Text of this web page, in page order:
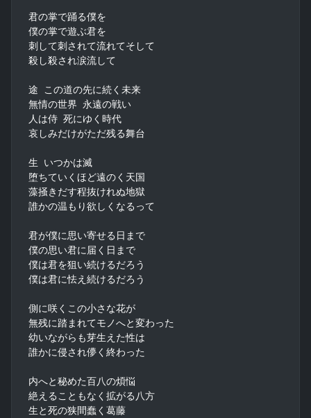
君の掌で踊る僕を
僕の掌で遊ぶ君を
刺して刺されて流れてそして
殺し殺され涙流して
途 この道の先に続く未来
無情の世界 永遠の戦い
人は侍 死にゆく時代
哀しみだけがただ残る舞台
生 いつかは滅
堕ちていくほど遠のく天国
藻掻きだす程抜けれぬ地獄
誰かの温もり欲しくなるって
君が僕に思い寄せる日まで
僕の思い君に届く日まで
僕は君を狙い続けるだろう
僕は君に怯え続けるだろう
側に咲くこの小さな花が
無残に踏まれてモノへと変わった
幼いながらも芽生えた性は
誰かに侵され儚く終わった
内へと秘めた百八の煩悩
絶えることもなく拡がる八方
生と死の狭間蠢く葛藤